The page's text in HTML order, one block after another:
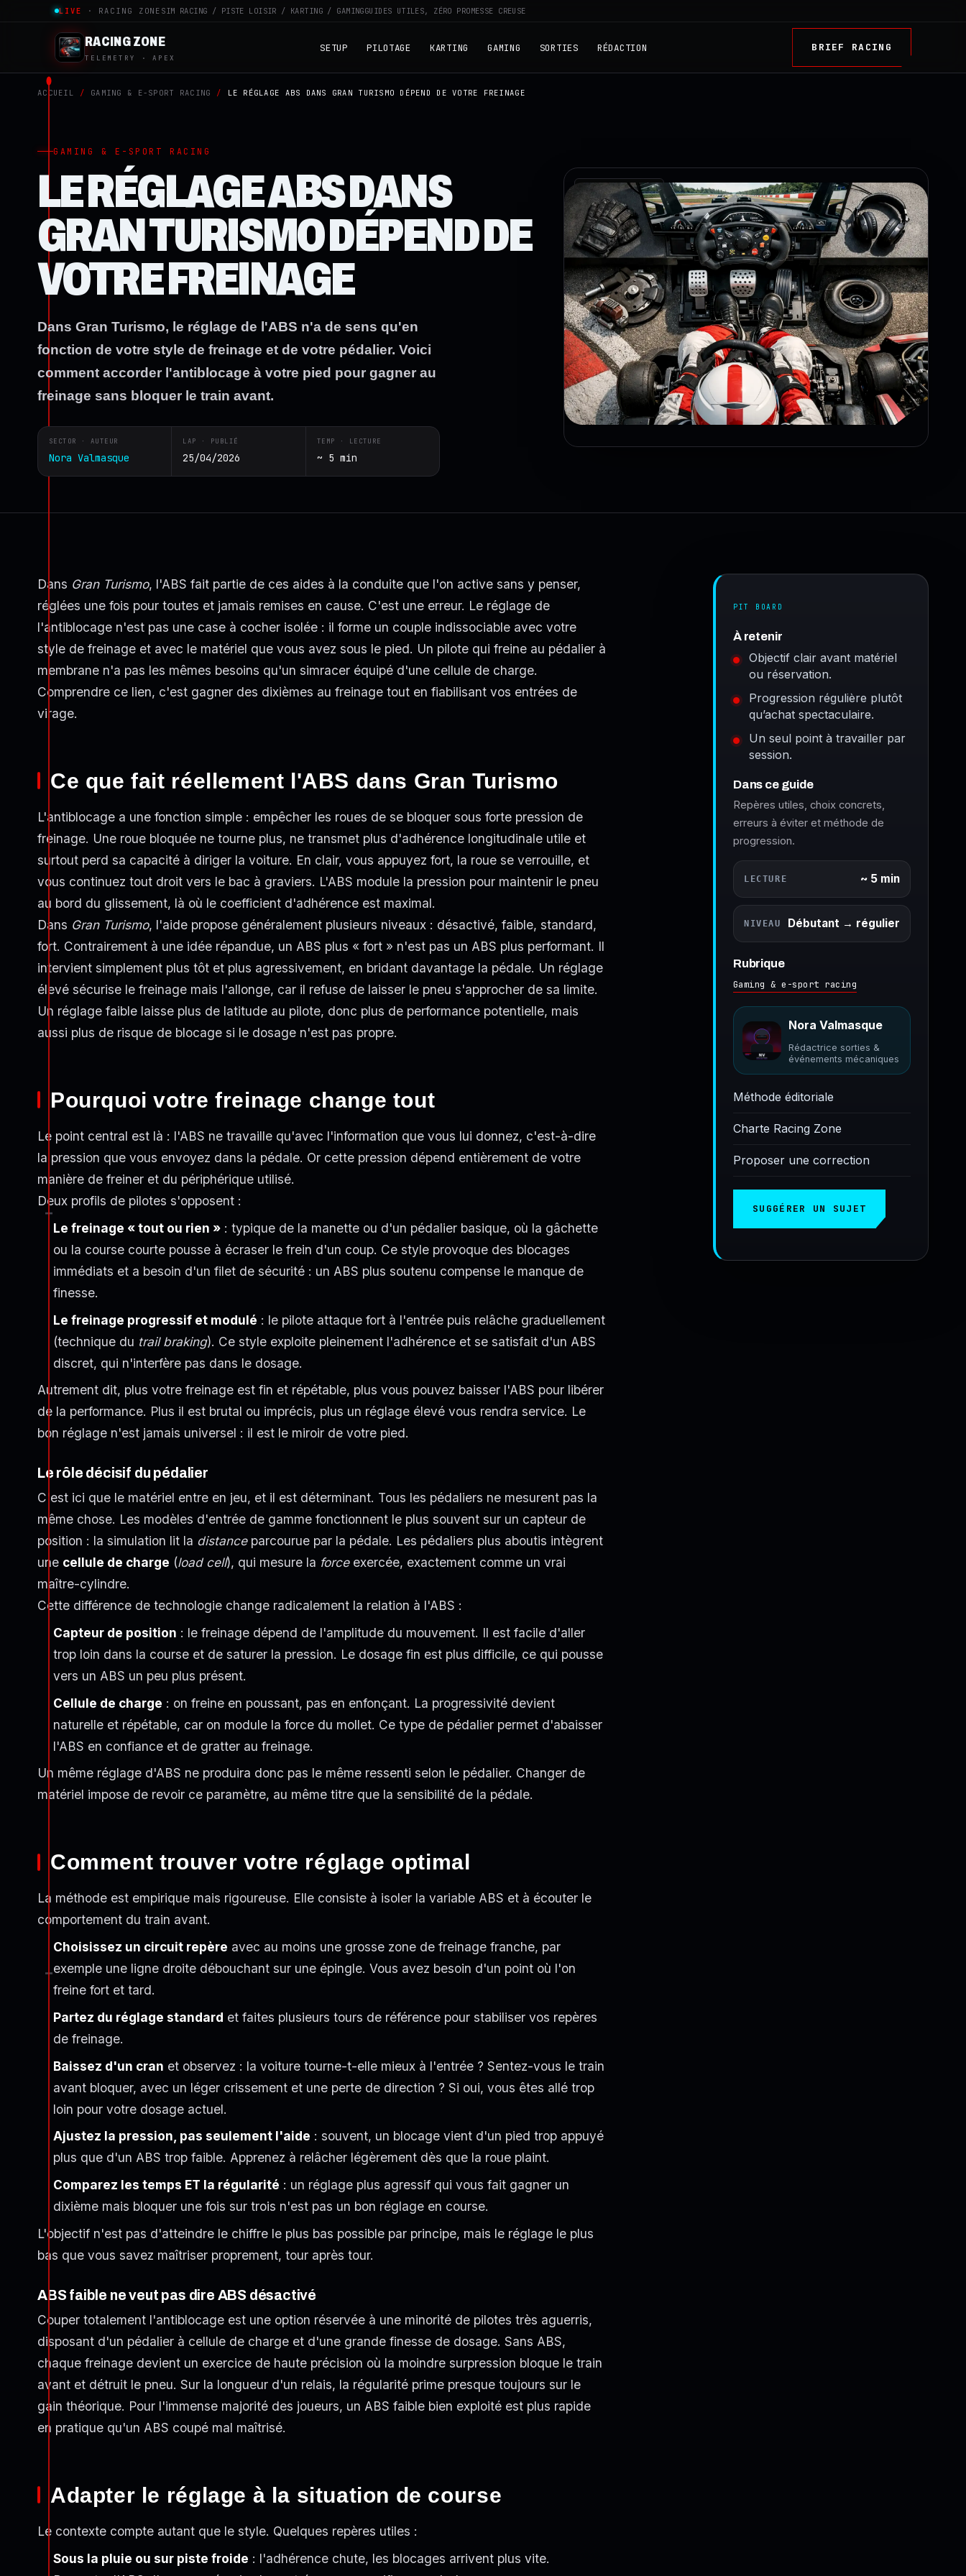
LIVE · RACING ZONE SIM RACING / PISTE LOISIR / KARTING / GAMINGGUIDES UTILES, ZÉRO PROMESSE CREUSE
RACING ZONE
TELEMETRY · APEX
SETUP PILOTAGE KARTING GAMING SORTIES RÉDACTION BRIEF RACING
ACCUEIL / GAMING & E-SPORT RACING / LE RÉGLAGE ABS DANS GRAN TURISMO DÉPEND DE VOTRE FREINAGE
GAMING & E-SPORT RACING
LE RÉGLAGE ABS DANS
GRAN TURISMO DÉPEND DE
VOTRE FREINAGE
Dans Gran Turismo, le réglage de l'ABS n'a de sens qu'en
fonction de votre style de freinage et de votre pédalier. Voici
comment accorder l'antiblocage à votre pied pour gagner au
freinage sans bloquer le train avant.
SECTOR · AUTEUR
Nora Valmasque
LAP · PUBLIÉ
25/04/2026
TEMP · LECTURE
~ 5 min
RZ · TELEMETRY
Dans Gran Turismo, l'ABS fait partie de ces aides à la conduite que l'on active sans y penser,
réglées une fois pour toutes et jamais remises en cause. C'est une erreur. Le réglage de
l'antiblocage n'est pas une case à cocher isolée : il forme un couple indissociable avec votre
style de freinage et avec le matériel que vous avez sous le pied. Un pilote qui freine au pédalier à
membrane n'a pas les mêmes besoins qu'un simracer équipé d'une cellule de charge.
Comprendre ce lien, c'est gagner des dixièmes au freinage tout en fiabilisant vos entrées de
virage.
Ce que fait réellement l'ABS dans Gran Turismo
L'antiblocage a une fonction simple : empêcher les roues de se bloquer sous forte pression de
freinage. Une roue bloquée ne tourne plus, ne transmet plus d'adhérence longitudinale utile et
surtout perd sa capacité à diriger la voiture. En clair, vous appuyez fort, la roue se verrouille, et
vous continuez tout droit vers le bac à graviers. L'ABS module la pression pour maintenir le pneu
au bord du glissement, là où le coefficient d'adhérence est maximal.
Dans Gran Turismo, l'aide propose généralement plusieurs niveaux : désactivé, faible, standard,
fort. Contrairement à une idée répandue, un ABS plus « fort » n'est pas un ABS plus performant. Il
intervient simplement plus tôt et plus agressivement, en bridant davantage la pédale. Un réglage
élevé sécurise le freinage mais l'allonge, car il refuse de laisser le pneu s'approcher de sa limite.
Un réglage faible laisse plus de latitude au pilote, donc plus de performance potentielle, mais
aussi plus de risque de blocage si le dosage n'est pas propre.
Pourquoi votre freinage change tout
Le point central est là : l'ABS ne travaille qu'avec l'information que vous lui donnez, c'est-à-dire
la pression que vous envoyez dans la pédale. Or cette pression dépend entièrement de votre
manière de freiner et du périphérique utilisé.
Deux profils de pilotes s'opposent :
Le freinage « tout ou rien » : typique de la manette ou d'un pédalier basique, où la gâchette
ou la course courte pousse à écraser le frein d'un coup. Ce style provoque des blocages
immédiats et a besoin d'un filet de sécurité : un ABS plus soutenu compense le manque de
finesse.
Le freinage progressif et modulé : le pilote attaque fort à l'entrée puis relâche graduellement
(technique du trail braking). Ce style exploite pleinement l'adhérence et se satisfait d'un ABS
discret, qui n'interfère pas dans le dosage.
Autrement dit, plus votre freinage est fin et répétable, plus vous pouvez baisser l'ABS pour libérer
de la performance. Plus il est brutal ou imprécis, plus un réglage élevé vous rendra service. Le
bon réglage n'est jamais universel : il est le miroir de votre pied.
Le rôle décisif du pédalier
C'est ici que le matériel entre en jeu, et il est déterminant. Tous les pédaliers ne mesurent pas la
même chose. Les modèles d'entrée de gamme fonctionnent le plus souvent sur un capteur de
position : la simulation lit la distanceparcourue par la pédale. Les pédaliers plus aboutis intègrent
une cellule de charge (load cell), qui mesure la forceexercée, exactement comme un vrai
maître-cylindre.
Cette différence de technologie change radicalement la relation à l'ABS :
Capteur de position : le freinage dépend de l'amplitude du mouvement. Il est facile d'aller
trop loin dans la course et de saturer la pression. Le dosage fin est plus difficile, ce qui pousse
vers un ABS un peu plus présent.
Cellule de charge : on freine en poussant, pas en enfonçant. La progressivité devient
naturelle et répétable, car on module la force du mollet. Ce type de pédalier permet d'abaisser
l'ABS en confiance et de gratter au freinage.
Un même réglage d'ABS ne produira donc pas le même ressenti selon le pédalier. Changer de
matériel impose de revoir ce paramètre, au même titre que la sensibilité de la pédale.
Comment trouver votre réglage optimal
La méthode est empirique mais rigoureuse. Elle consiste à isoler la variable ABS et à écouter le
comportement du train avant.
Choisissez un circuit repère avec au moins une grosse zone de freinage franche, par
exemple une ligne droite débouchant sur une épingle. Vous avez besoin d'un point où l'on
freine fort et tard.
Partez du réglage standard et faites plusieurs tours de référence pour stabiliser vos repères
de freinage.
Baissez d'un cran et observez : la voiture tourne-t-elle mieux à l'entrée ? Sentez-vous le train
avant bloquer, avec un léger crissement et une perte de direction ? Si oui, vous êtes allé trop
loin pour votre dosage actuel.
Ajustez la pression, pas seulement l'aide : souvent, un blocage vient d'un pied trop appuyé
plus que d'un ABS trop faible. Apprenez à relâcher légèrement dès que la roue plaint.
Comparez les temps ET la régularité : un réglage plus agressif qui vous fait gagner un
dixième mais bloquer une fois sur trois n'est pas un bon réglage en course.
L'objectif n'est pas d'atteindre le chiffre le plus bas possible par principe, mais le réglage le plus
bas que vous savez maîtriser proprement, tour après tour.
ABS faible ne veut pas dire ABS désactivé
Couper totalement l'antiblocage est une option réservée à une minorité de pilotes très aguerris,
disposant d'un pédalier à cellule de charge et d'une grande finesse de dosage. Sans ABS,
chaque freinage devient un exercice de haute précision où la moindre surpression bloque le train
avant et détruit le pneu. Sur la longueur d'un relais, la régularité prime presque toujours sur le
gain théorique. Pour l'immense majorité des joueurs, un ABS faible bien exploité est plus rapide
en pratique qu'un ABS coupé mal maîtrisé.
Adapter le réglage à la situation de course
Le contexte compte autant que le style. Quelques repères utiles :
Sous la pluie ou sur piste froide : l'adhérence chute, les blocages arrivent plus vite.
PIT BOARD
À retenir
Objectif clair avant matériel
ou réservation.
Progression régulière plutôt
qu’achat spectaculaire.
Un seul point à travailler par
session.
Dans ce guide
Repères utiles, choix concrets,
erreurs à éviter et méthode de
progression.
LECTURE ~ 5 min
NIVEAU Débutant → régulier
Rubrique
Gaming & e-sport racing
Nora Valmasque
Rédactrice sorties &
événements mécaniques
Méthode éditoriale
Charte Racing Zone
Proposer une correction
SUGGÉRER UN SUJET